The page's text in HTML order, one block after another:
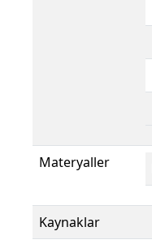
Materyaller
Kaynaklar